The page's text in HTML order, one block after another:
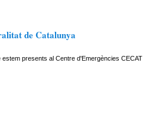
de Catalunya
presents al Centre d'Emergències CECAT